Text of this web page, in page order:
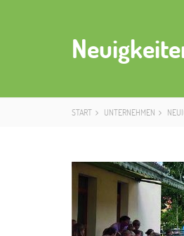
START UNTERNEHMEN